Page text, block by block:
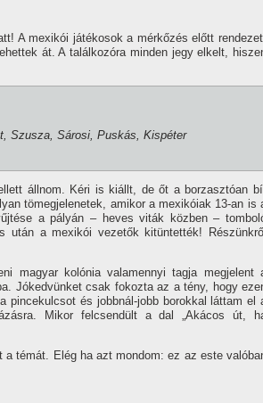
A mexikói játékosok a mérkőzés előtt
át. A találkozóra minden jegy elkelt,
Szusza, Sárosi, Puskás, Kispéter
állnom. Kéri is kiállt, de őt a borzasztóan
tömegjelenetek, amikor a mexikóiak 13-an is
a pályán – heves viták közben –
a mexikói vezetők kitüntették! Részünkről
magyar kolónia valamennyi tagja megjelent
Jókedvünket csak fokozta az a tény, hogy
pincekulcsot és jobbnál-jobb borokkal láttam el
Mikor felcsendült a dal „Akácos út,
témát. Elég ha azt mondom: ez az este